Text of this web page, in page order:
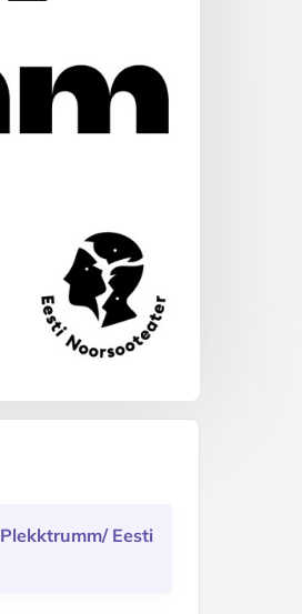
Plekktrumm/ Eesti